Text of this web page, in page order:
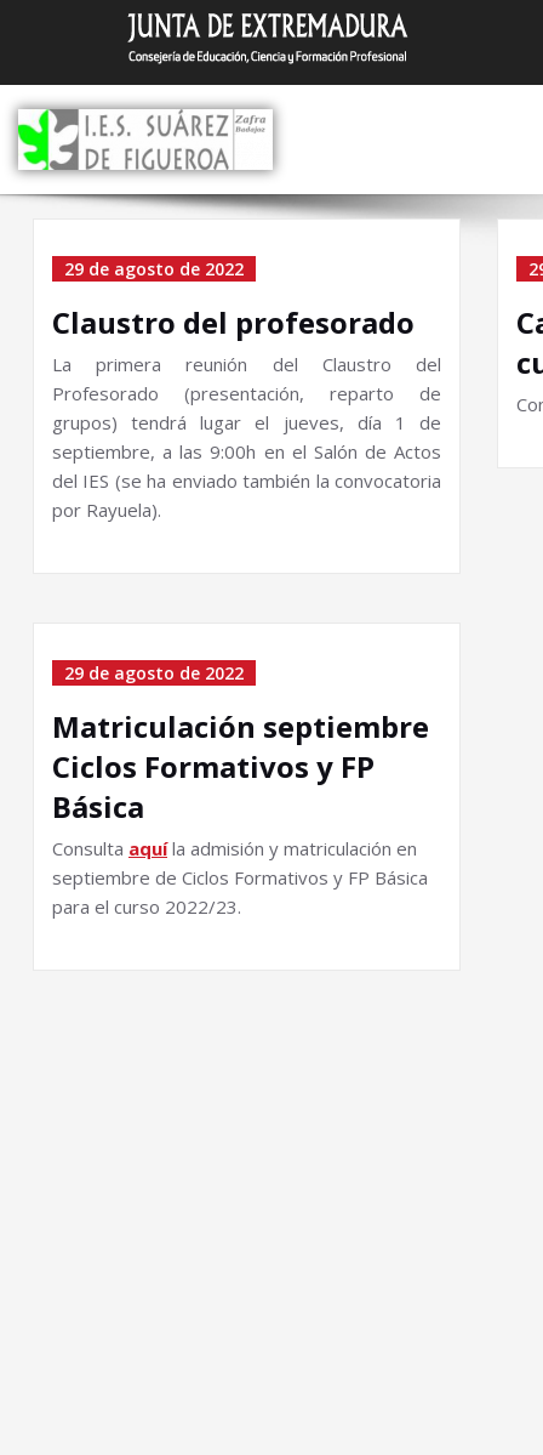
Saltar
contenido
Archivo el 29 de agosto
2022
29 de agosto de 2022
Claustro del profesorado
La primera reunión del Claustro del
Profesorado (presentación, reparto de
grupos) tendrá lugar el jueves, día 1 de
septiembre, a las 9:00h en el Salón de Actos
del IES (se ha enviado también la convocatoria
por Rayuela).
29 de agosto de 2022
Matriculación septiembre
Ciclos Formativos y FP
Básica
Consulta aquíla admisión y matriculación en
septiembre de Ciclos Formativos y FP Básica
para el curso 2022/23.